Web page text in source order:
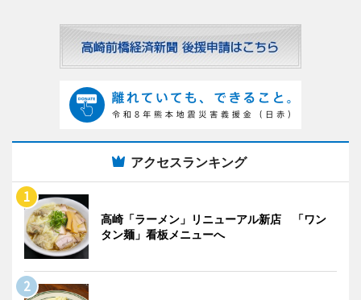
アクセスランキング
高崎「ラーメン」リニューアル新店 「ワン
タン麺」看板メニューへ